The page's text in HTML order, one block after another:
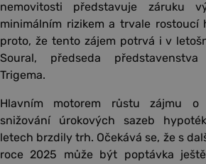
nemovitosti představuje záruku
minimálním rizikem a trvale rostoucí
proto, že tento zájem potrvá i v
Soural, předseda
Trigema.
Hlavním motorem růstu zájmu
snižování úrokových sazeb
letech brzdily trh. Očekává se, že s
roce 2025 může být poptávka